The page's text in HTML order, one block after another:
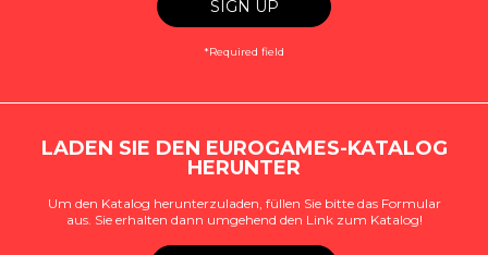
*Required field
LADEN SIE DEN EUROGAMES-KATALOG
HERUNTER
Um den Katalog herunterzuladen, füllen Sie bitte das Formular
aus. Sie erhalten dann umgehend den Link zum Katalog!